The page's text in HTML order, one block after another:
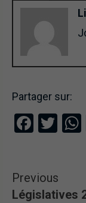
Partager sur:
Previous
Législatives